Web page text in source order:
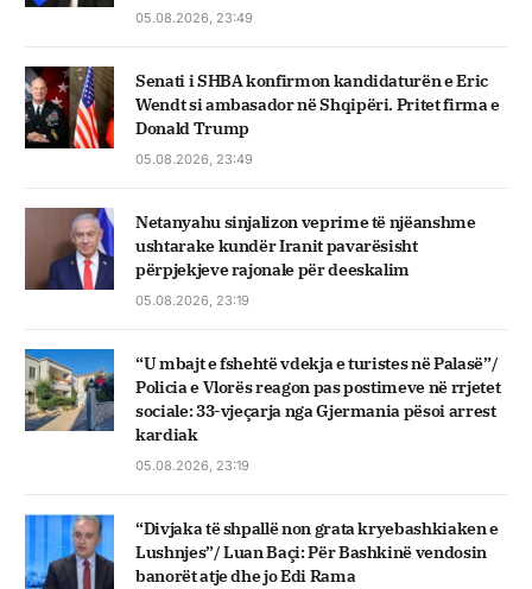
05.08.2026, 23:49
Senati i SHBA konfirmon kandidaturën e Eric
Wendt si ambasador në Shqipëri. Pritet firma e
Donald Trump
05.08.2026, 23:49
Netanyahu sinjalizon veprime të njëanshme
ushtarake kundër Iranit pavarësisht
përpjekjeve rajonale për deeskalim
05.08.2026, 23:19
“U mbajt e fshehtë vdekja e turistes në Palasë”/
Policia e Vlorës reagon pas postimeve në rrjetet
sociale: 33-vjeçarja nga Gjermania pësoi arrest
kardiak
05.08.2026, 23:19
“Divjaka të shpallë non grata kryebashkiaken e
Lushnjes”/ Luan Baçi: Për Bashkinë vendosin
banorët atje dhe jo Edi Rama